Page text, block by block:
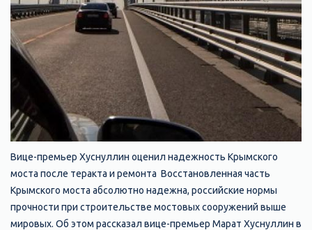
Вице-премьер Хуснуллин оценил надежность Крымского
моста после теракта и ремонта Восстановленная часть
Крымского моста абсолютно надежна, российские нормы
прочности при строительстве мостовых сооружений выше
мировых. Об этом рассказал вице-премьер Марат Хуснуллин в